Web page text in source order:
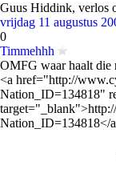
Guus Hiddink, verlos
vrijdag 11 augustus
0
Timmehhh
OMFG waar haalt die
<a href="http://
Nation_ID=134818"
Nation_ID=134818</